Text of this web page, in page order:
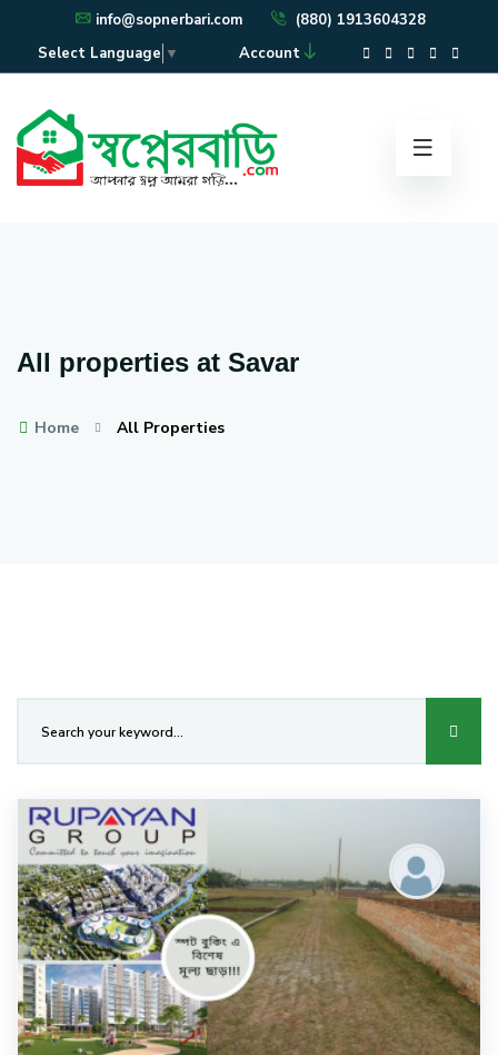
info@sopnerbari.com
(880) 1913604328
Select Language ▼ Account
All properties at Savar
Home All Properties